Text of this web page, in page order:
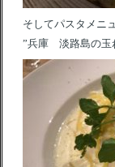
そしてパスタメニ
”兵庫 淡路島の玉